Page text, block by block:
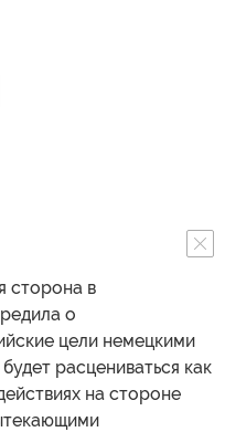
сторона в
о
цели немецкими
расцениваться как
на стороне